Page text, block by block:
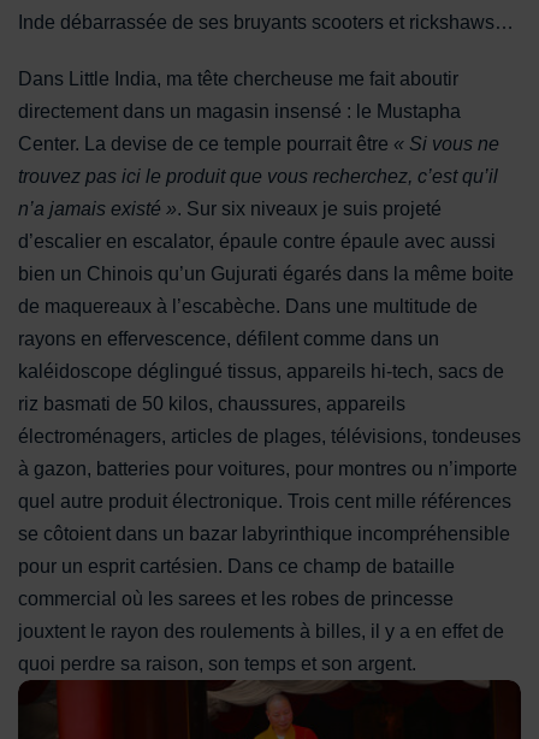
Gardien du Temple de la dent de Bouddha
Inde débarrassée de ses bruyants scooters et rickshaws…
Dans Little India, ma tête chercheuse me fait aboutir
directement dans un magasin insensé : le Mustapha
Center. La devise de ce temple pourrait être « Si vous ne
trouvez pas ici le produit que vous recherchez, c’est qu’il
n’a jamais existé ». Sur six niveaux je suis projeté
d’escalier en escalator, épaule contre épaule avec aussi
bien un Chinois qu’un Gujurati égarés dans la même boite
de maquereaux à l’escabèche. Dans une multitude de
rayons en effervescence, défilent comme dans un
kaléidoscope déglingué tissus, appareils hi-tech, sacs de
riz basmati de 50 kilos, chaussures, appareils
électroménagers, articles de plages, télévisions, tondeuses
à gazon, batteries pour voitures, pour montres ou n’importe
quel autre produit électronique. Trois cent mille références
se côtoient dans un bazar labyrinthique incompréhensible
pour un esprit cartésien. Dans ce champ de bataille
commercial où les sarees et les robes de princesse
jouxtent le rayon des roulements à billes, il y a en effet de
quoi perdre sa raison, son temps et son argent.